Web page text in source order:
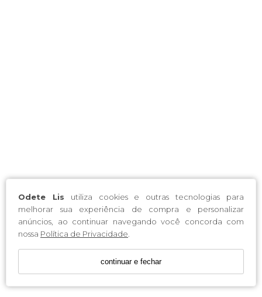
Odete Lis utiliza cookies e outras tecnologias para
melhorar sua experiência de compra e personalizar
anúncios, ao continuar navegando você concorda com
nossa Política de Privacidade
continuar e fechar